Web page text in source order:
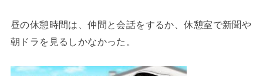
昼の休憩時間は、仲間と会話をするか、休憩室で新聞や
朝ドラを見るしかなかった。